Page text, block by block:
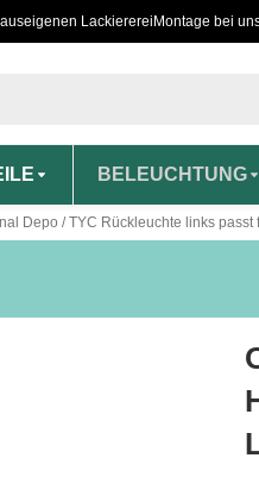
Lackiererei Montage bei
BELEUCHTUNG
Depo / TYC Rückleuchte links